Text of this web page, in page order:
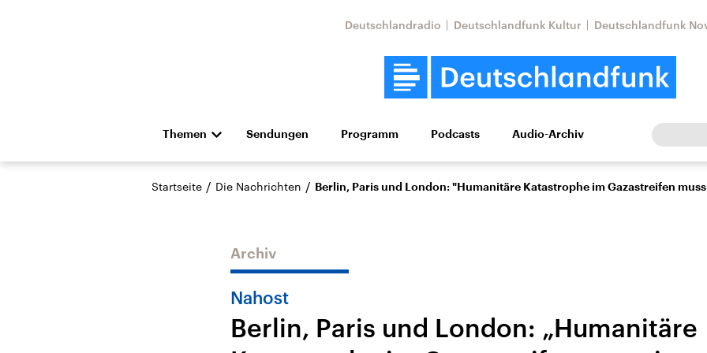
Deutschlandradio Deutschlandfunk Kultur Deutschlandfunk
Themen
Die Nachrichten Politik Wirtschaft Wissen Kultur Europa
Hörspiel und Feature Musik
Landtagswahl Sachsen-
USA
Nahostkonflikt
Aktuelle Lage und
Iran
Sendungen Programm Podcasts Audio-Archiv
Startseite / Die Nachrichten / Berlin, Paris und London: "Humanitäre Katastrophe im Gazastreifen
Archiv
Nahost
Berlin, Paris und London: „Humanitäre